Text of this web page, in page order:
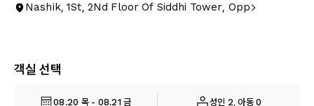
Nashik, 1St, 2Nd Floor Of Siddhi Tower, Opp
객실 선택
08.20 목 - 08.21 금 성인 2, 아동 0